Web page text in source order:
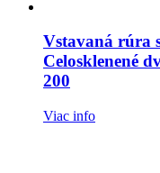
Vstavaná rúra
Celosklenené
200
Viac info